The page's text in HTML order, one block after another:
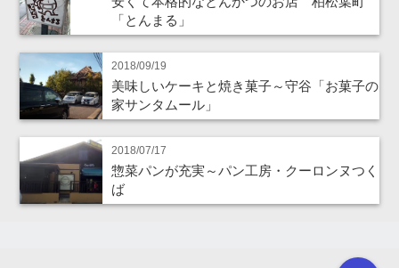
「とんまる」
2018/09/19
美味しいケーキと焼き菓子～守谷「お菓子の
家サンタムール」
2018/07/17
惣菜パンが充実～パン工房・クーロンヌつく
ば